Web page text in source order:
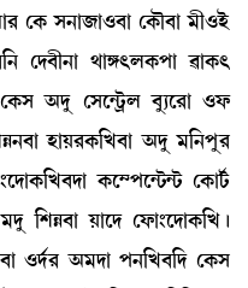
ëA¡ Î>à\à*¤à ëA¡ï¤à ³ã*Òü
ëƒ¤ã>à =àU;ºA¡šà ¯àA¡;
"ƒå ëÎì@i¡öº ¤å¸ì¹à *ó¡
ÒàÚ¹A¡[J¤à "ƒå ³[>šå¹
A¡ì´šì@i¡@i¡ ëA¡ài¢¡
[ÅÄ¤à Úàìƒ ëó¡à}ìƒàA¡[J¡ú
*ƒ¢¹ "³ƒà š>[J¤[ƒ ëA¡Î